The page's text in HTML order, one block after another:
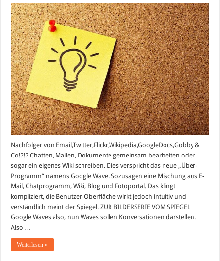
Nachfolger von Email,Twitter,Flickr,Wikipedia,GoogleDocs,Gobby &
Co!?!? Chatten, Mailen, Dokumente gemeinsam bearbeiten oder
sogar ein eigenes Wiki schreiben. Dies verspricht das neue „Über-
Programm“ namens Google Wave. Sozusagen eine Mischung aus E-
Mail, Chatprogramm, Wiki, Blog und Fotoportal. Das klingt
kompliziert, die Benutzer-Oberfläche wirkt jedoch intuitiv und
verständlich meint der Spiegel. ZUR BILDERSERIE VOM SPIEGEL
Google Waves also, nun Waves sollen Konversationen darstellen.
Also …
Weiterlesen »